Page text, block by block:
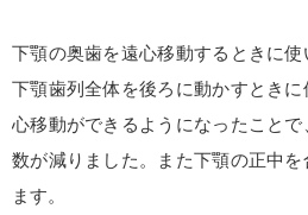
下顎の奥歯を遠心移動するときに
下顎歯列全体を後ろに動かすとき
心移動ができるようになったこと
数が減りました。また下顎の正中
ます。